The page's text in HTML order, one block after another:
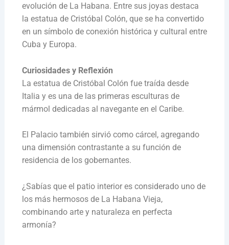
evolución de La Habana. Entre sus joyas destaca
la estatua de Cristóbal Colón, que se ha convertido
en un símbolo de conexión histórica y cultural entre
Cuba y Europa.
Curiosidades y Reflexión
La estatua de Cristóbal Colón fue traída desde
Italia y es una de las primeras esculturas de
mármol dedicadas al navegante en el Caribe.
El Palacio también sirvió como cárcel, agregando
una dimensión contrastante a su función de
residencia de los gobernantes.
¿Sabías que el patio interior es considerado uno de
los más hermosos de La Habana Vieja,
combinando arte y naturaleza en perfecta
armonía?